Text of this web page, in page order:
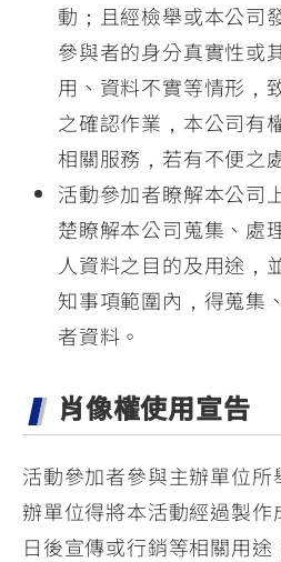
動；且經檢舉或本公司
參與者的身分真實性或
用、資料不實等情形，
之確認作業，本公司有
相關服務，若有不便之
活動參加者瞭解本公司
楚瞭解本公司蒐集、處
人資料之目的及用途，
知事項範圍內，得蒐集
者資料。
肖像權使用宣告
活動參加者參與主辦單位所
辦單位得將本活動經過製作
日後宣傳或行銷等相關用